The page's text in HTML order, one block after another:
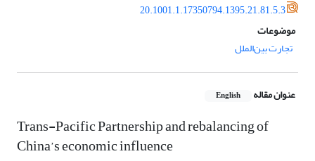
20.1001.1.17350794.1395.21.81.5.3
موضوعات
تجارت بین‌الملل
عنوان مقاله English
Trans-Pacific Partnership and rebalancing of
China’s economic influence